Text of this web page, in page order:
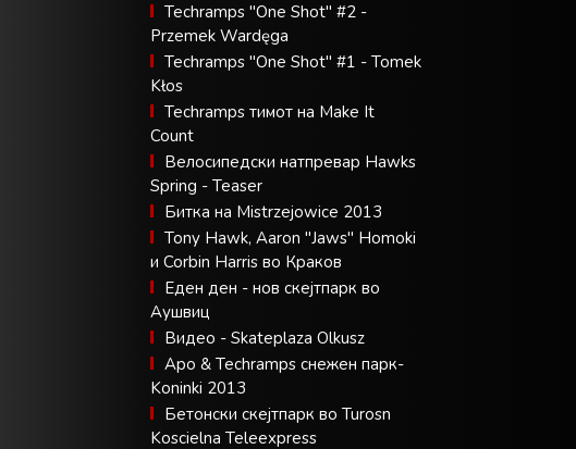
Techramps "One Shot" #2 -
Przemek Wardęga
Techramps "One Shot" #1 - Tomek
Kłos
Techramps тимот на Make It
Count
Велосипедски натпревар Hawks
Spring - Teaser
Битка на Mistrzejowice 2013
Tony Hawk, Aaron "Jaws" Homoki
и Corbin Harris во Краков
Еден ден - нов скејтпарк во
Аушвиц
Видео - Skateplaza Olkusz
Apo & Techramps снежен парк-
Koninki 2013
Бетонски скејтпарк во Turosn
Koscielna Teleexpress